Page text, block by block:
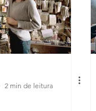
Marketing digital
2 min de leitura